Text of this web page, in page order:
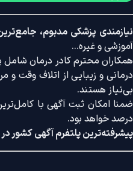
نیازمندی پزشکی مدبوم،
آموزشی و غیره...
همکاران محترم کادر درمان شامل
درمانی و زیبایی از اتلاف وقت و
بی‌نیاز هستند.
درصد خواهد بود.
پیشرفته‌ترین پلتفرم آگهی کشور